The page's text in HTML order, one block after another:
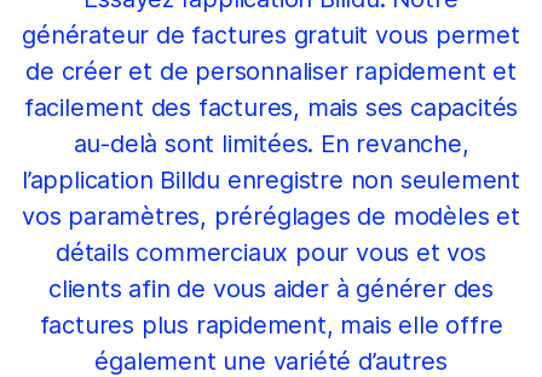
générateur de factures gratuit vous permet
de créer et de personnaliser rapidement et
facilement des factures, mais ses capacités
au-delà sont limitées. En revanche,
l’application Billdu enregistre non seulement
vos paramètres, préréglages de modèles et
détails commerciaux pour vous et vos
clients afin de vous aider à générer des
factures plus rapidement, mais elle offre
également une variété d’autres